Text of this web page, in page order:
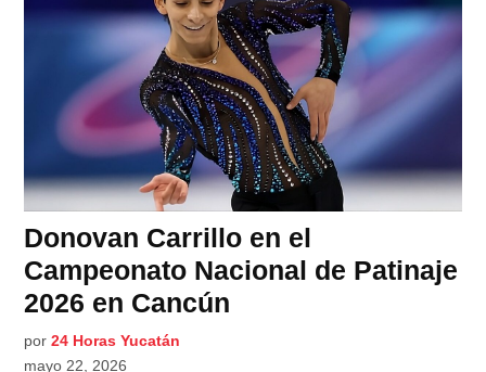
Donovan Carrillo en el
Campeonato Nacional de Patinaje
2026 en Cancún
por 24 Horas Yucatán
mayo 22, 2026